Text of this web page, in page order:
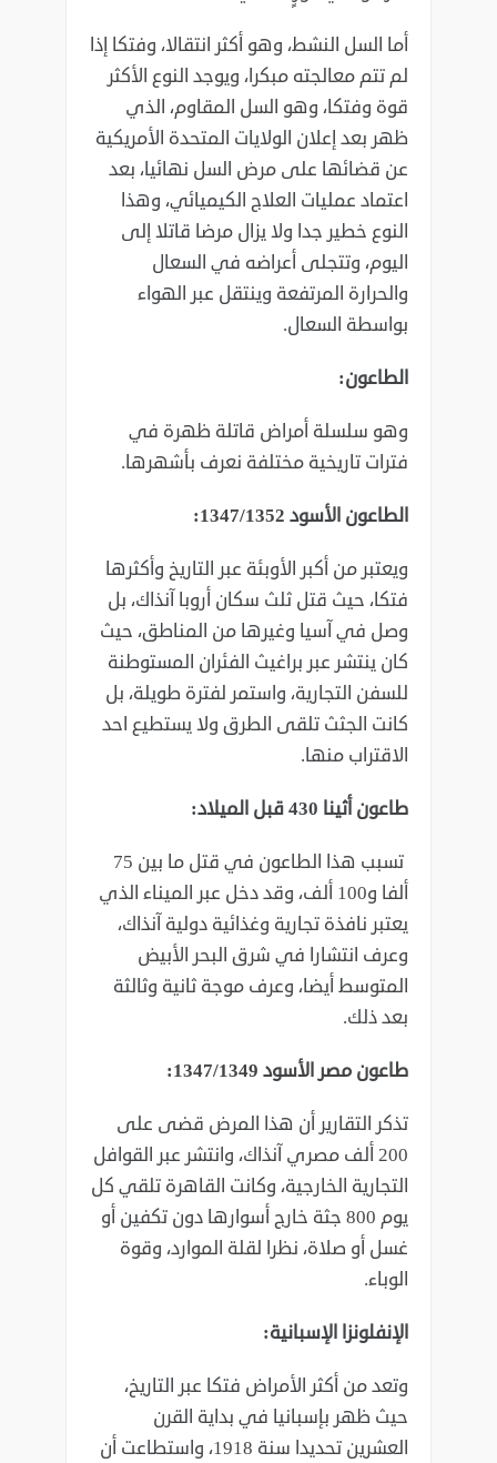
أما السل النشط، وهو أكثر انتقالا، وفتكا إذا
لم تتم معالجته مبكرا، ويوجد النوع الأكثر
‏قوة وفتكا، وهو السل المقاوم، الذي
ظهر بعد إعلان الولايات المتحدة الأمريكية
عن ‏قضائها على مرض السل نهائيا، بعد
اعتماد عمليات العلاج الكيميائي، وهذا
النوع ‏خطير جدا ولا يزال مرضا قاتلا إلى
اليوم، وتتجلى أعراضه في السعال
والحرارة ‏المرتفعة وينتقل عبر الهواء
بواسطة السعال. ‏
الطاعون:‏
وهو سلسلة أمراض قاتلة ظهرة في
فترات تاريخية مختلفة نعرف بأشهرها. ‏
الطاعون الأسود 1347/1352:‏
ويعتبر من أكبر الأوبئة عبر التاريخ وأكثرها
فتكا، حيث قتل ثلث سكان أروبا آنذاك، ‏بل
وصل في آسيا وغيرها من المناطق، حيث
كان ينتشر عبر براغيث الفئران ‏المستوطنة
للسفن التجارية، واستمر لفترة طويلة، بل
كانت الجثث تلقى الطرق ولا ‏يستطيع احد
الاقتراب منها. ‏
طاعون أثينا 430 قبل الميلاد:‏
‏ تسبب هذا الطاعون في قتل ما بين 75
ألفا و100 ألف، وقد دخل عبر الميناء الذي
‏يعتبر نافذة تجارية وغذائية دولية آنذاك،
وعرف انتشارا في شرق البحر الأبيض
‏المتوسط أيضا، وعرف موجة ثانية وثالثة
بعد ذلك. ‏
طاعون مصر الأسود 1347/1349:‏
تذكر التقارير أن هذا المرض قضى على
200 ألف مصري آنذاك، وانتشر عبر ‏القوافل
التجارية الخارجية، وكانت القاهرة تلقي كل
يوم 800 جثة خارج أسوارها دون ‏تكفين أو
غسل أو صلاة، نظرا لقلة الموارد، وقوة
الوباء. ‏
الإنفلونزا الإسبانية: ‏
وتعد من أكثر الأمراض فتكا عبر التاريخ،
حيث ظهر بإسبانيا في بداية القرن
‏العشرين تحديدا سنة 1918، واستطاعت أن